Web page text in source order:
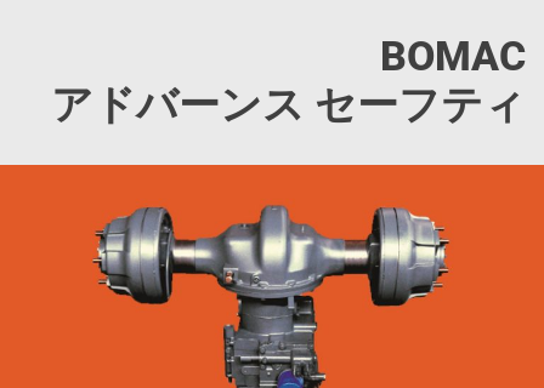
BOMAC
アドバーンス セーフティ